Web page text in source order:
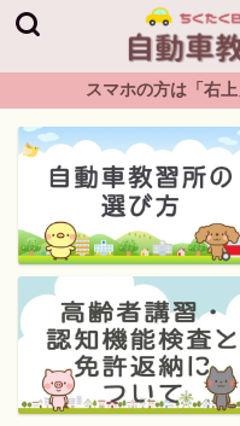
スマホの方は「右